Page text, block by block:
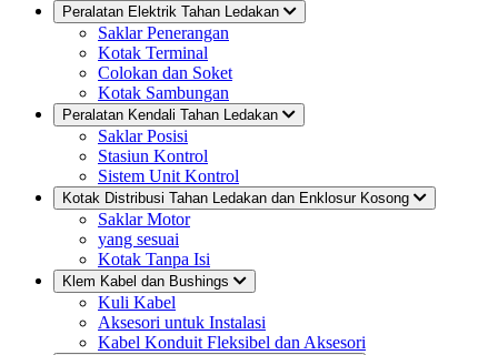
Peralatan Elektrik Tahan Ledakan
Saklar Penerangan
Kotak Terminal
Colokan dan Soket
Kotak Sambungan
Peralatan Kendali Tahan Ledakan
Saklar Posisi
Stasiun Kontrol
Sistem Unit Kontrol
Kotak Distribusi Tahan Ledakan dan Enklosur Kosong
Saklar Motor
yang sesuai
Kotak Tanpa Isi
Klem Kabel dan Bushings
Kuli Kabel
Aksesori untuk Instalasi
Kabel Konduit Fleksibel dan Aksesori